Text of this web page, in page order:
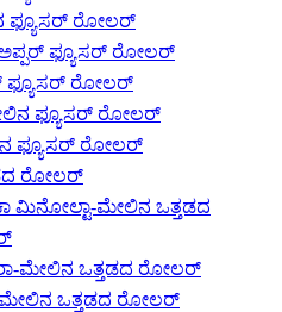
ಫ್ಯೂಸರ್ ರೋಲರ್
ಫ್ಯೂಸರ್ ರೋಲರ್
ಫ್ಯೂಸರ್ ರೋಲರ್
ಫ್ಯೂಸರ್ ರೋಲರ್
ಫ್ಯೂಸರ್ ರೋಲರ್
ರೋಲರ್
ಮಿನೋಲ್ಟಾ-ಮೇಲಿನ ಒತ್ತಡದ
ಮೇಲಿನ ಒತ್ತಡದ ರೋಲರ್
ಒತ್ತಡದ ರೋಲರ್